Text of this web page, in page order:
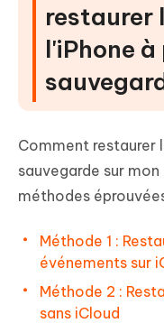
restaurer
l'iPhone
Comment restaurer
sauvegarde sur
méthodes
Méthode 1 :
événements sur
Méthode 2 :
sans iCloud